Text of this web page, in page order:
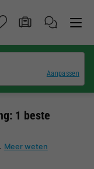
Aanpassen
1 beste
Meer weten